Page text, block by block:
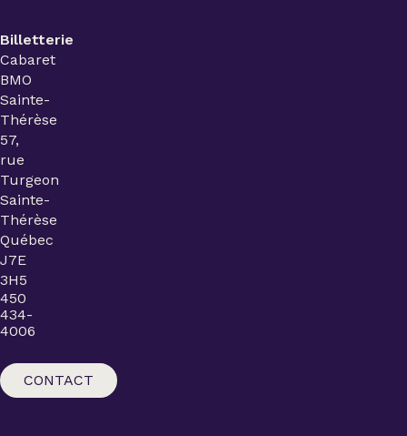
Billetterie
Cabaret
BMO
Sainte-
Thérèse
57,
rue
Turgeon
Sainte-
Thérèse
Québec
J7E
3H5
450
434-
4006
CONTACT